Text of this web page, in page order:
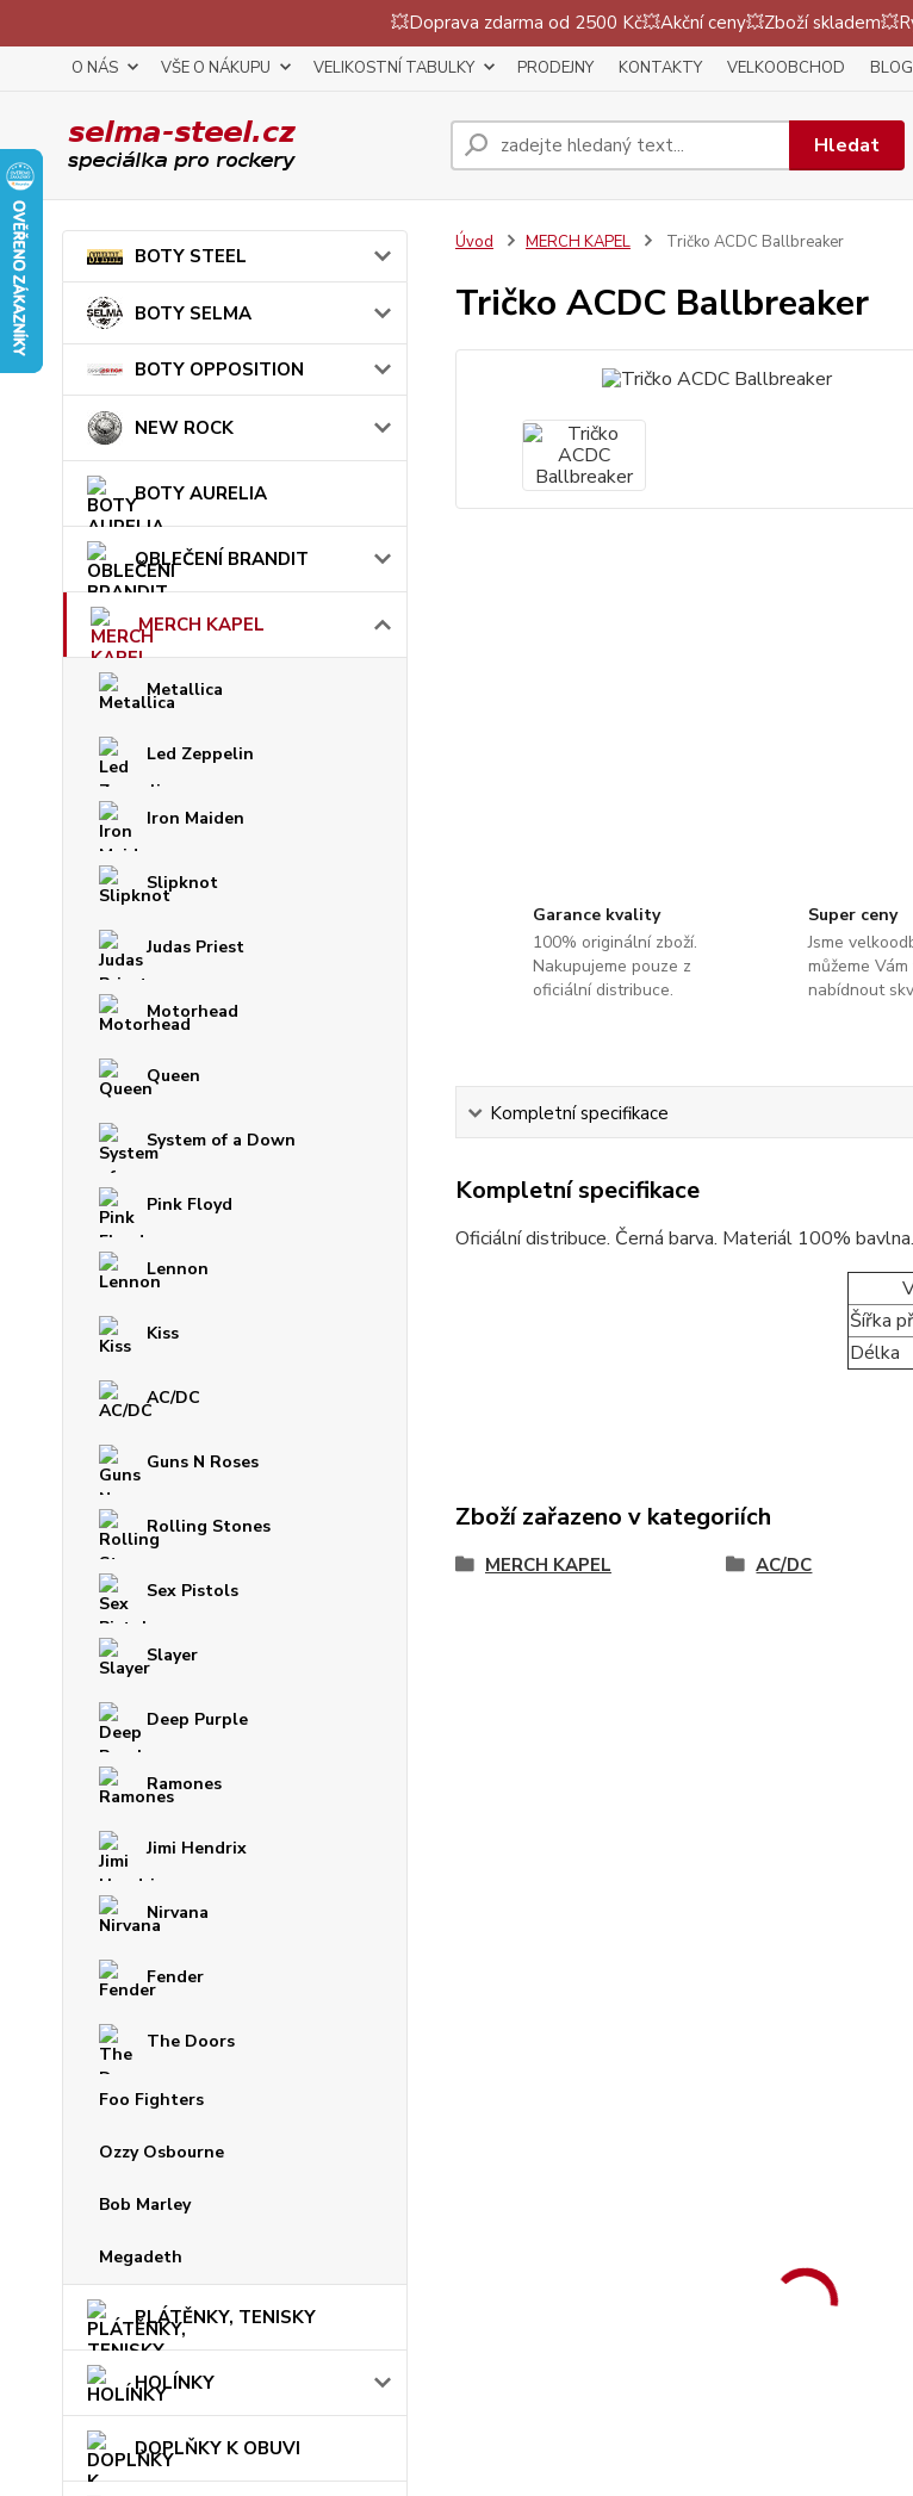
💥Doprava zdarma od 2500 Kč💥Akční ceny💥Zboží
O NÁS VŠE O NÁKUPU VELIKOSTNÍ TABULKY PRODEJNY KONTAKTY VELKOOBCHOD BLOG
Hledat
BOTY STEEL
BOTY SELMA
BOTY OPPOSITION
NEW ROCK
BOTY AURELIA
OBLEČENÍ BRANDIT
MERCH KAPEL
Metallica
Led Zeppelin
Iron Maiden
Slipknot
Judas Priest
Motorhead
Queen
System of a Down
Pink Floyd
Lennon
Kiss
AC/DC
Guns N Roses
Rolling Stones
Sex Pistols
Slayer
Deep Purple
Ramones
Jimi Hendrix
Nirvana
Fender
The Doors
Foo Fighters
Ozzy Osbourne
Bob Marley
Megadeth
PLÁTĚNKY, TENISKY
HOLÍNKY
DOPLŇKY K OBUVI
Úvod MERCH KAPEL Tričko ACDC Ballbreaker
Tričko ACDC Ballbreaker
Garance kvality
100% originální zboží.
Nakupujeme pouze z
oficiální distribuce.
Super ceny
Jsme
můžeme
nabídnout
Kompletní specifikace
Kompletní specifikace
Oficiální distribuce. Černá barva. Materiál 100%
Šířka
Délka
Zboží zařazeno v kategoriích
MERCH KAPEL AC/DC